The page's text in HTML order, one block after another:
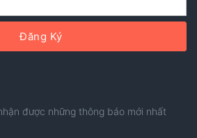
Đăng Ký
được những thông báo mới nhất